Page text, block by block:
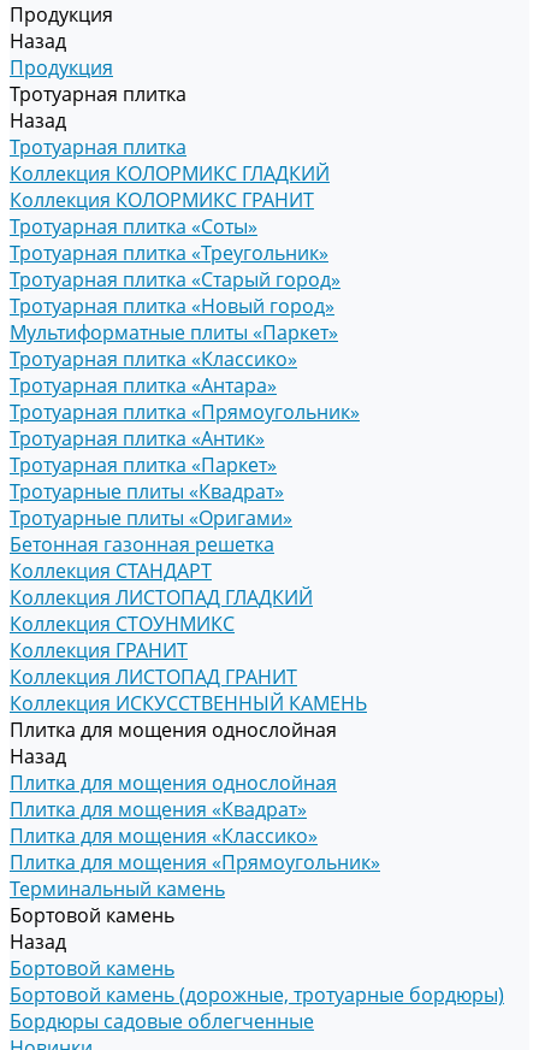
Продукция
Назад
Продукция
Тротуарная плитка
Назад
Тротуарная плитка
Коллекция КОЛОРМИКС ГЛАДКИЙ
Коллекция КОЛОРМИКС ГРАНИТ
Тротуарная плитка «Соты»
Тротуарная плитка «Треугольник»
Тротуарная плитка «Старый город»
Тротуарная плитка «Новый город»
Мультиформатные плиты «Паркет»
Тротуарная плитка «Классико»
Тротуарная плитка «Антара»
Тротуарная плитка «Прямоугольник»
Тротуарная плитка «Антик»
Тротуарная плитка «Паркет»
Тротуарные плиты «Квадрат»
Тротуарные плиты «Оригами»
Бетонная газонная решетка
Коллекция СТАНДАРТ
Коллекция ЛИСТОПАД ГЛАДКИЙ
Коллекция СТОУНМИКС
Коллекция ГРАНИТ
Коллекция ЛИСТОПАД ГРАНИТ
Коллекция ИСКУССТВЕННЫЙ КАМЕНЬ
Плитка для мощения однослойная
Назад
Плитка для мощения однослойная
Плитка для мощения «Квадрат»
Плитка для мощения «Классико»
Плитка для мощения «Прямоугольник»
Терминальный камень
Бортовой камень
Назад
Бортовой камень
Бортовой камень (дорожные, тротуарные бордюры)
Бордюры садовые облегченные